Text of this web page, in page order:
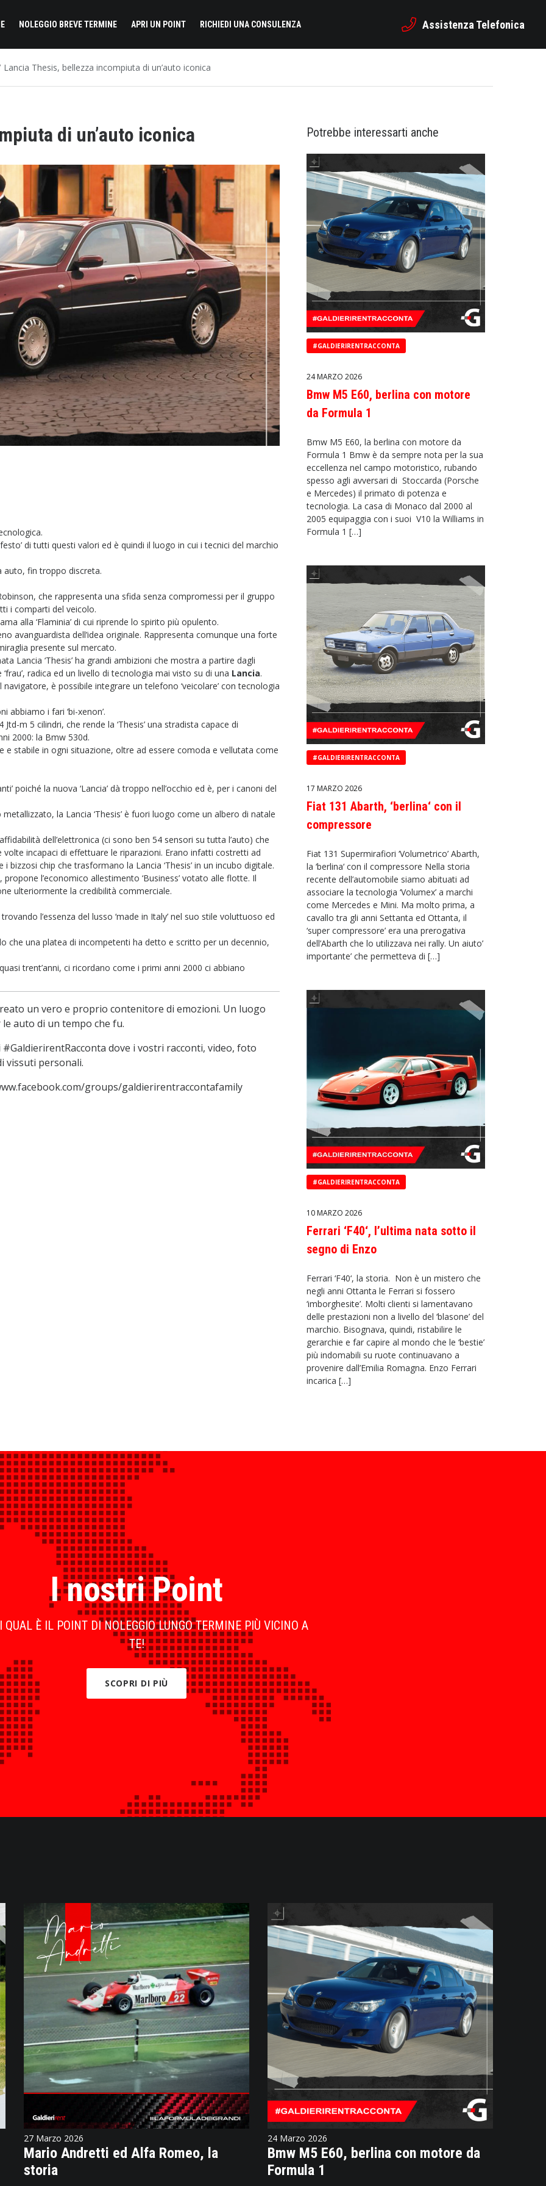
NOLEGGIO BREVE TERMINE APRI UN POINT RICHIEDI UNA CONSULENZA Assistenza Telefonica
Lancia Thesis, bellezza incompiuta di un’auto iconica
di un’auto iconica
di tutti questi valori ed è quindi il luogo in cui i tecnici del marchio
auto, fin troppo discreta.
che rappresenta una sfida senza compromessi per il gruppo
i comparti del veicolo.
alla ‘Flaminia’ di cui riprende lo spirito più opulento.
avanguardista dell’idea originale. Rappresenta comunque una forte
presente sul mercato.
Lancia ‘Thesis’ ha grandi ambizioni che mostra a partire dagli
radica ed un livello di tecnologia mai visto su di una Lancia.
è possibile integrare un telefono ‘veicolare’ con tecnologia
abbiamo i fari ‘bi-xenon’.
m 5 cilindri, che rende la ‘Thesis’ una stradista capace di
2000: la Bmw 530d.
e stabile in ogni situazione, oltre ad essere comoda e vellutata come
poiché la nuova ‘Lancia’ dà troppo nell’occhio ed è, per i canoni del
la Lancia ‘Thesis’ è fuori luogo come un albero di natale
dell’elettronica (ci sono ben 54 sensori su tutta l’auto) che
volte incapaci di effettuare le riparazioni. Erano infatti costretti ad
bizzosi chip che trasformano la Lancia ‘Thesis’ in un incubo digitale.
l’economico allestimento ‘Business’ votato alle flotte. Il
ulteriormente la credibilità commerciale.
l’essenza del lusso ‘made in Italy’ nel suo stile voluttuoso ed
che una platea di incompetenti ha detto e scritto per un decennio,
trent’anni, ci ricordano come i primi anni 2000 ci abbiano
un vero e proprio contenitore di emozioni. Un luogo
auto di un tempo che fu.
dove i vostri racconti, video, foto
vissuti personali.
groups/galdierirentraccontafamily
Potrebbe interessarti anche
#GALDIERIRENTRACCONTA
24 MARZO 2026
Bmw M5 E60, berlina con motore
da Formula 1
Bmw M5 E60, la berlina con motore da
Formula 1 Bmw è da sempre nota per la sua
eccellenza nel campo motoristico, rubando
spesso agli avversari di Stoccarda (Porsche
e Mercedes) il primato di potenza e
tecnologia. La casa di Monaco dal 2000 al
2005 equipaggia con i suoi V10 la Williams in
Formula 1 […]
#GALDIERIRENTRACCONTA
17 MARZO 2026
Fiat 131 Abarth, ‘berlina‘ con il
compressore
Fiat 131 Supermirafiori ‘Volumetrico’ Abarth,
la ‘berlina‘ con il compressore Nella storia
recente dell’automobile siamo abituati ad
associare la tecnologia ‘Volumex’ a marchi
come Mercedes e Mini. Ma molto prima, a
cavallo tra gli anni Settanta ed Ottanta, il
‘super compressore’ era una prerogativa
dell’Abarth che lo utilizzava nei rally. Un aiuto’
importante’ che permetteva di […]
#GALDIERIRENTRACCONTA
10 MARZO 2026
Ferrari ‘F40‘, l’ultima nata sotto il
segno di Enzo
Ferrari ‘F40‘, la storia. Non è un mistero che
negli anni Ottanta le Ferrari si fossero
‘imborghesite’. Molti clienti si lamentavano
delle prestazioni non a livello del ‘blasone’ del
marchio. Bisognava, quindi, ristabilire le
gerarchie e far capire al mondo che le ‘bestie’
più indomabili su ruote continuavano a
provenire dall’Emilia Romagna. Enzo Ferrari
incarica […]
I nostri Point
QUAL È IL POINT DI NOLEGGIO LUNGO TERMINE PIÙ VICINO A
TE!
SCOPRI DI PIÙ
27 Marzo 2026
Mario Andretti ed Alfa Romeo, la
storia
24 Marzo 2026
Bmw M5 E60, berlina con motore da
Formula 1